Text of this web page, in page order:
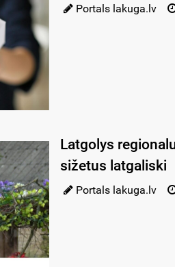
Portals lakuga.lv
Latgolys
sižetus latgaliski
Portals lakuga.lv